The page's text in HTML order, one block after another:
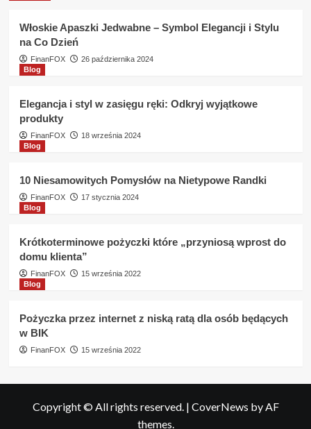
Włoskie Apaszki Jedwabne – Symbol Elegancji i Stylu
na Co Dzień
FinanFOX
26 października 2024
Blog
Elegancja i styl w zasięgu ręki: Odkryj wyjątkowe
produkty
FinanFOX
18 września 2024
Blog
10 Niesamowitych Pomysłów na Nietypowe Randki
FinanFOX
17 stycznia 2024
Blog
Krótkoterminowe pożyczki które „przyniosą wprost do
domu klienta”
FinanFOX
15 września 2022
Blog
Pożyczka przez internet z niską ratą dla osób będących
w BIK
FinanFOX 15 września 2022
Copyright © All rights reserved. | CoverNews by AF
themes.